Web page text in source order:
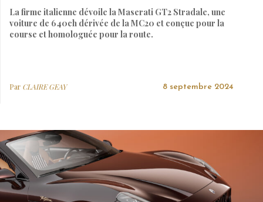
La firme italienne dévoile la Maserati GT2 Stradale, une
voiture de 640ch dérivée de la MC20 et conçue pour la
course et homologuée pour la route.
Par CLAIRE GEAY 8 septembre 2024